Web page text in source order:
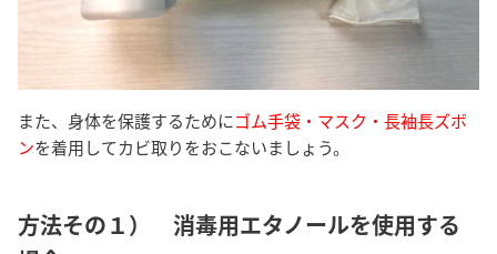
また、身体を保護するためにゴム手袋・マスク・長袖長ズボ
ンを着用してカビ取りをおこないましょう。
方法その１） 消毒用エタノールを使用する